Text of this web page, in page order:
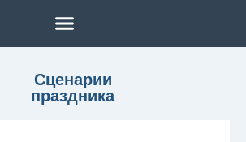
Сценарии
праздника